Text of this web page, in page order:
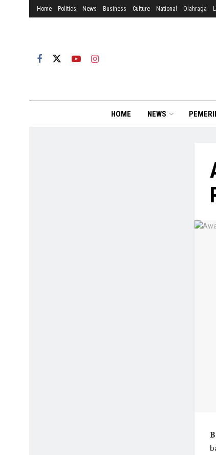
Home Politics News Business Culture National Olahraga
HOME NEWS